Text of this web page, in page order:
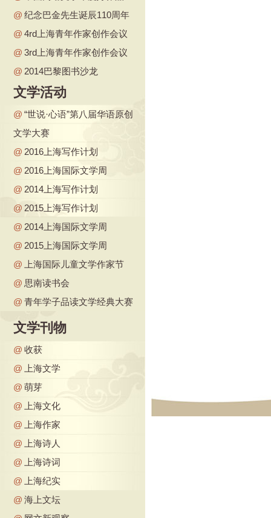
@ 纪念巴金先生诞辰110周年
@ 4rd上海青年作家创作会议
@ 3rd上海青年作家创作会议
@ 2014巴黎图书沙龙
文学活动
@ “世说·心语”第八届华语原创
文学大赛
@ 2016上海写作计划
@ 2016上海国际文学周
@ 2014上海写作计划
@ 2015上海写作计划
@ 2014上海国际文学周
@ 2015上海国际文学周
@
上海国际儿童文学作家节
@ 思南读书会
@ 青年学子品读文学经典大赛
文学刊物
@ 收获
@
上海文学
@ 萌芽
@
上海文化
@
上海作家
@
上海诗人
@
上海诗词
@
上海纪实
@ 海上文坛